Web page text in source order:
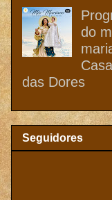
do
das Dores
Seguidores